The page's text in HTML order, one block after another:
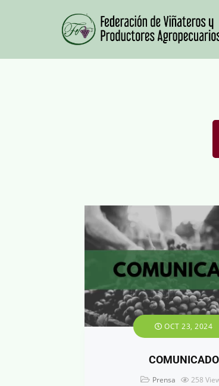
OCT 23, 2024
COMUNICADO
Prensa 258